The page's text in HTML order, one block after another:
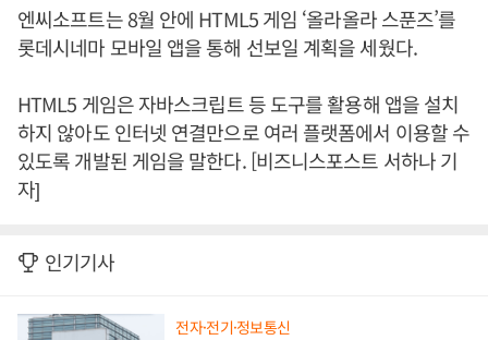
엔씨소프트는 8월 안에 HTML5 게임 ‘올라올라 스푼즈’를
롯데시네마 모바일 앱을 통해 선보일 계획을 세웠다.
HTML5 게임은 자바스크립트 등 도구를 활용해 앱을 설치
하지 않아도 인터넷 연결만으로 여러 플랫폼에서 이용할 수
있도록 개발된 게임을 말한다. [비즈니스포스트 서하나 기
자]
인기기사
전자·전기·정보통신